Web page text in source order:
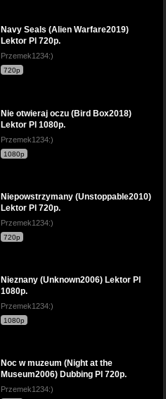
Navy Seals (Alien Warfare2019)
Lektor Pl 720p.
Przemek1234:)
720p
Nie otwieraj oczu (Bird Box2018)
Lektor Pl 1080p.
Przemek1234:)
1080p
Niepowstrzymany (Unstoppable2010)
Lektor Pl 720p.
Przemek1234:)
720p
Nieznany (Unknown2006) Lektor Pl
1080p.
Przemek1234:)
1080p
Noc w muzeum (Night at the
Museum2006) Dubbing Pl 720p.
Przemek1234:)